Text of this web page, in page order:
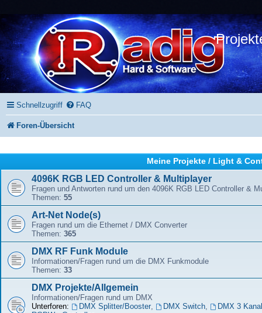
Schnellzugriff FAQ
Foren-Übersicht
Meine Projekte / Light &
4096K RGB LED Controller & Multiplayer
Fragen und Antworten rund um den 4096K RGB LED Controller &
Themen: 55
Art-Net Node(s)
Fragen rund um die Ethernet / DMX Converter
Themen: 365
DMX RF Funk Module
Informationen/Fragen rund um die DMX Funkmodule
Themen: 33
DMX Projekte/Allgemein
Informationen/Fragen rund um DMX
Unterforen:
DMX Splitter/Booster, DMX Switch,
DMX 3